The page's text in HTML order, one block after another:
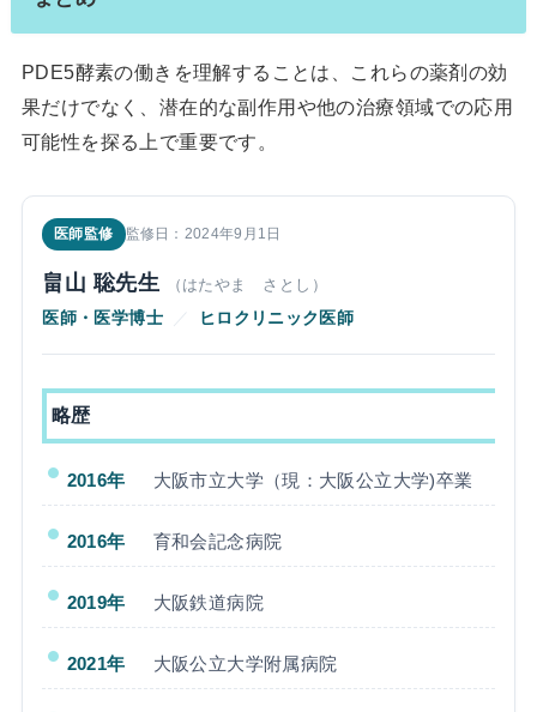
PDE5酵素の働きを理解することは、これらの薬剤の効
果だけでなく、潜在的な副作用や他の治療領域での応用
可能性を探る上で重要です。
医師監修 監修日：2024年9月1日
畠山 聡先生 （はたやま さとし）
医師・医学博士 ／ ヒロクリニック医師
略歴
2016年 大阪市立大学（現：大阪公立大学)卒業
2016年 育和会記念病院
2019年 大阪鉄道病院
2021年 大阪公立大学附属病院